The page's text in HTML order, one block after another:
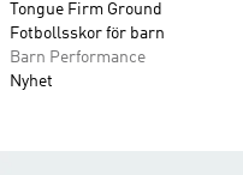
Tongue Firm Ground
Fotbollsskor för barn
Barn Performance
Nyhet